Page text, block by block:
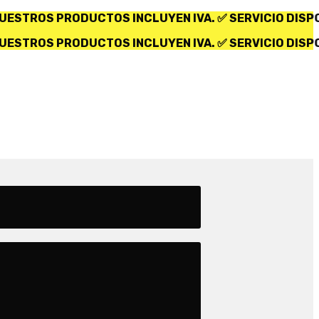
IVA. ✅ SERVICIO DISPONIBLE SOLO PARA
IVA. ✅ SERVICIO DISPONIBLE SOLO PARA